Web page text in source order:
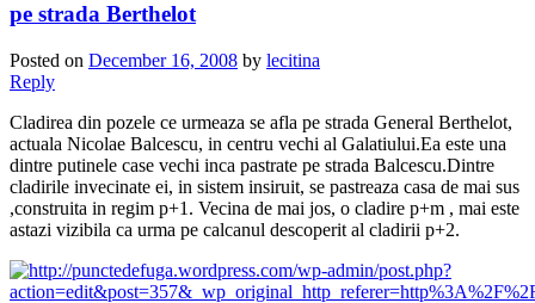
pe strada Berthelot
Posted on December 16, 2008 by lecitina
Reply
Cladirea din pozele ce urmeaza se afla pe strada General Berthelot,
actuala Nicolae Balcescu, in centru vechi al Galatiului.Ea este una
dintre putinele case vechi inca pastrate pe strada Balcescu.Dintre
cladirile invecinate ei, in sistem insiruit, se pastreaza casa de mai sus
,construita in regim p+1. Vecina de mai jos, o cladire p+m , mai este
astazi vizibila ca urma pe calcanul descoperit al cladirii p+2.